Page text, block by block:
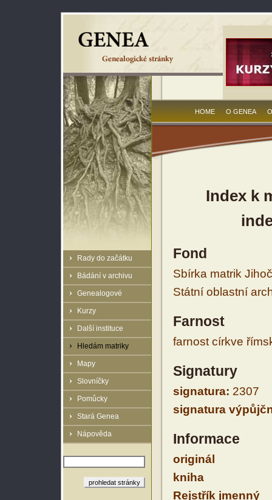
Rady do začátku
Bádání v archivu
Genealogové
Kurzy
Další instituce
Hledám matriky
Mapy
Slovníčky
Pomůcky
Stará Genea
Nápověda
HOME O GENEA
Index k
Fond
Sbírka matrik
Státní oblastní
Farnost
farnost církve
Signatury
signatura: 2307
signatura
Informace
originál
kniha
Rejstřík jmenný